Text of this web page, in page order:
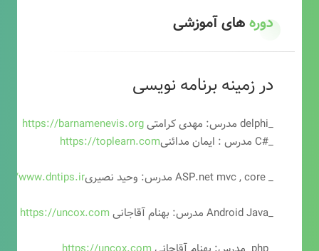
دورههای آموزشی
در زمینه برنامه نویسی
_delphi مدرس: مهدی کرامتی
https://barnamenevis.org
_#C مدرس : ایمان مدائنی
https://toplearn.com
_ ASP.net mvc , core مدرس: وحید نصیری
www.dntips.ir
_Android Java مدرس: بهنام آقاجانی
https://uncox.com